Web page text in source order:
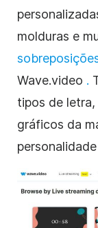
molduras e
Wave.video .
tipos de
gráficos da